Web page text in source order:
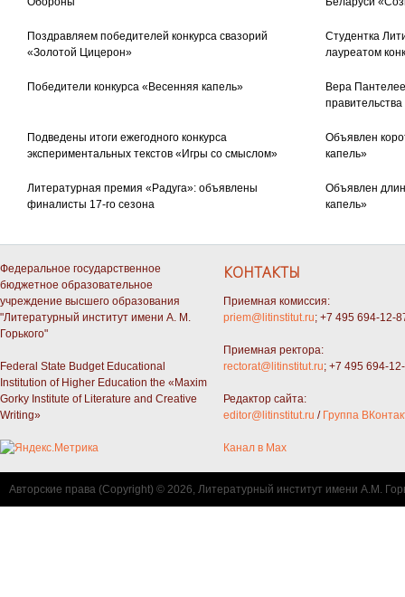
Поздравляем победителей конкурса свазорий
«Золотой Цицерон»
Студентка
лауреатом
Победители конкурса «Весенняя капель»
Вера
Подведены итоги ежегодного конкурса
экспериментальных текстов «Игры со смыслом»
Объявлен
капель»
Литературная премия «Радуга»: объявлены
финалисты 17-го сезона
Объявлен
капель»
Федеральное государственное
бюджетное образовательное
учреждение высшего образования
"Литературный институт имени А. М.
Горького"
Federal State Budget Educational
Institution of Higher Education the «Maxim
Gorky Institute of Literature and Creative
Writing»
КОНТАКТЫ
Приемная комиссия:
priem@litinstitut.ru; +7 495 694-12-
Приемная ректора:
rectorat@litinstitut.ru; +7 495 694-
Редактор сайта:
editor@litinstitut.ru / Группа
Канал в Max
Авторские права (Copyright) © 2026, Литературный институт имени А.М.